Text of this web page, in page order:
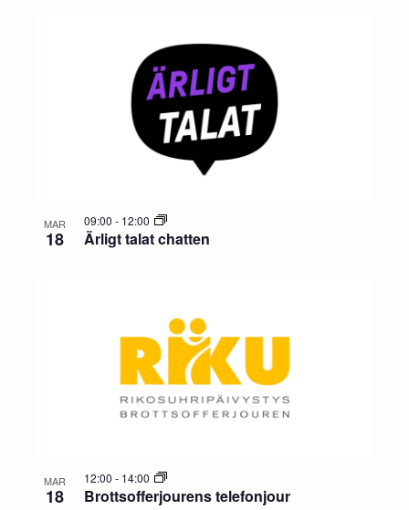
MAR
18 Ärligt talat chatten
09:00 - 12:00
MAR
18 Brottsofferjourens telefonjour
12:00 - 14:00